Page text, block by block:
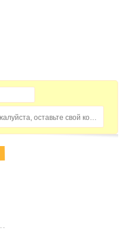
Домохозяйка, пожалуйста, оставьте свой комментарий...